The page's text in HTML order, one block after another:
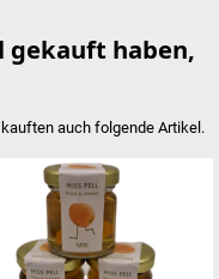
gekauft haben,
auch folgende Artikel.